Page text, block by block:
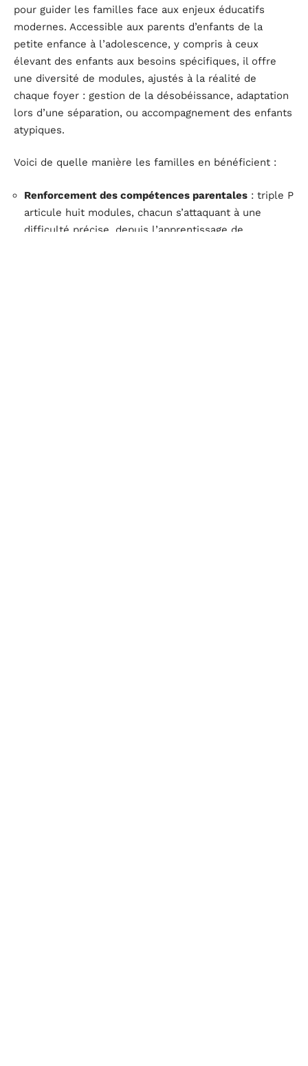
pour guider les familles face aux enjeux éducatifs
modernes. Accessible aux parents d’enfants de la
petite enfance à l’adolescence, y compris à ceux
élevant des enfants aux besoins spécifiques, il offre
une diversité de modules, ajustés à la réalité de
chaque foyer : gestion de la désobéissance, adaptation
lors d’une séparation, ou accompagnement des enfants
atypiques.
Voici de quelle manière les familles en bénéficient :
Renforcement des compétences parentales : triple P
articule huit modules, chacun s’attaquant à une
difficulté précise, depuis l’apprentissage de